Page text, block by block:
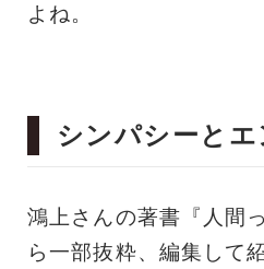
よね。
シンパシーと
鴻上さんの著書『人間
ら一部抜粋、編集して